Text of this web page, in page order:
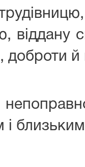
віддану
доброти й
і